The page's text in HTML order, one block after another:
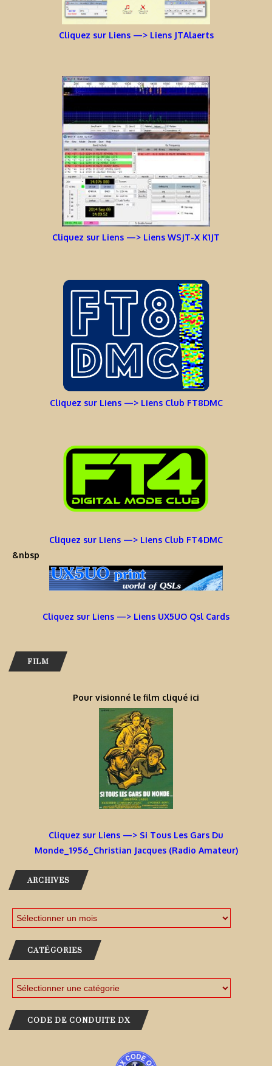
Cliquez sur Liens —> Liens JTAlaerts
Cliquez sur Liens —> Liens WSJT-X K1JT
Cliquez sur Liens —> Liens Club FT8DMC
Cliquez sur Liens —> Liens Club FT4DMC
&nbsp
Cliquez sur Liens —> Liens UX5UO Qsl Cards
FILM
Pour visionné le film cliqué ici
Cliquez sur Liens —> Si Tous Les Gars Du
Monde_1956_Christian Jacques (Radio Amateur)
ARCHIVES
CATÉGORIES
CODE DE CONDUITE DX